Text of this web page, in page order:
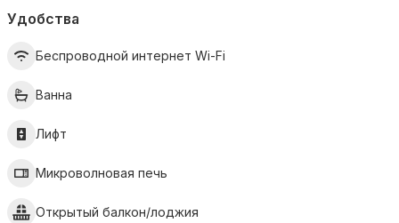
Удобства
Беспроводной интернет Wi-Fi
Ванна
Лифт
Микроволновая печь
Открытый балкон/лоджия